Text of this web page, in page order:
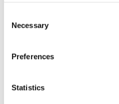
Selection
Necessary
Preferences
Statistics
Sauer
32 595 kr